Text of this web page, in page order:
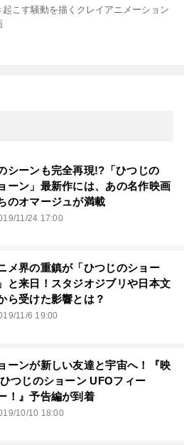
こす騒動を描くクレイアニメーション
シーンも完全再現!?「ひつじの
ーン」最新作には、あの名作映画
のオマージュが満載
11/24 17:00
メ界の重鎮が「ひつじのショー
と来日！スタジオジブリや日本文
ら受けた影響とは？
11/6 19:00
ーンが新しい友達と宇宙へ！『映
つじのショーン UFOフィー
！』予告編が到着
10/10 18:00